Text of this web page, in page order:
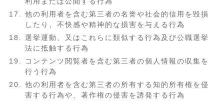
他の利用者を含む第三者の名誉や社会的信用を毀損
したり、不快感や精神的な損害を与える行為
選挙運動、又はこれらに類似する行為及び公職選挙
法に抵触する行為
コンテンツ閲覧者を含む第三者の個人情報の収集を
行う行為
他の利用者を含む第三者の所有する知的所有権を侵
害する行為や、著作権の侵害を誘発する行為